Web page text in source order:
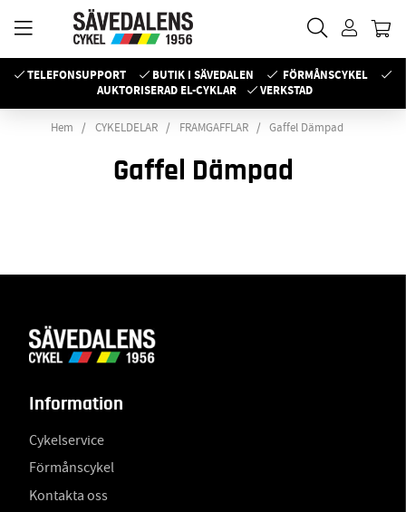
TELEFONSUPPORT BUTIK I SÄVEDALEN
FÖRMÅNSCYKEL
AUKTORISERAD EL-CYKLAR
VERKSTAD
Hem CYKELDELAR FRAMGAFFLAR Gaffel Dämpad
Gaffel Dämpad
Information
Cykelservice
Förmånscykel
Kontakta oss